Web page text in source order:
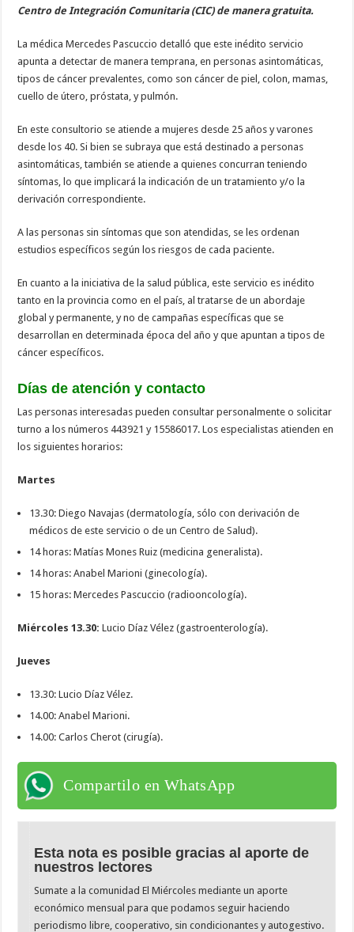
Centro de Integración Comunitaria (CIC) de manera gratuita.
La médica Mercedes Pascuccio detalló que este inédito servicio
apunta a detectar de manera temprana, en personas asintomáticas,
tipos de cáncer prevalentes, como son cáncer de piel, colon, mamas,
cuello de útero, próstata, y pulmón.
En este consultorio se atiende a mujeres desde 25 años y varones
desde los 40. Si bien se subraya que está destinado a personas
asintomáticas, también se atiende a quienes concurran teniendo
síntomas, lo que implicará la indicación de un tratamiento y/o la
derivación correspondiente.
A las personas sin síntomas que son atendidas, se les ordenan
estudios específicos según los riesgos de cada paciente.
En cuanto a la iniciativa de la salud pública, este servicio es inédito
tanto en la provincia como en el país, al tratarse de un abordaje
global y permanente, y no de campañas específicas que se
desarrollan en determinada época del año y que apuntan a tipos de
cáncer específicos.
Días de atención y contacto
Las personas interesadas pueden consultar personalmente o solicitar
turno a los números 443921 y 15586017. Los especialistas atienden en
los siguientes horarios:
Martes
13.30: Diego Navajas (dermatología, sólo con derivación de
médicos de este servicio o de un Centro de Salud).
14 horas: Matías Mones Ruiz (medicina generalista).
14 horas: Anabel Marioni (ginecología).
15 horas: Mercedes Pascuccio (radiooncología).
Miércoles 13.30: Lucio Díaz Vélez (gastroenterología).
Jueves
13.30: Lucio Díaz Vélez.
14.00: Anabel Marioni.
14.00: Carlos Cherot (cirugía).
Compartilo en WhatsApp
Esta nota es posible gracias al aporte de
nuestros lectores
Sumate a la comunidad El Miércoles mediante un aporte
económico mensual para que podamos seguir haciendo
periodismo libre, cooperativo, sin condicionantes y autogestivo.